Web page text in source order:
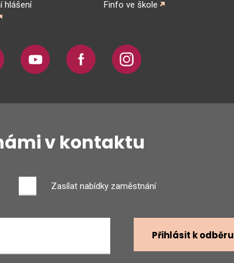
hlášení
Finfo ve škole
Youtube Facebook Instagram
v kontaktu
Zasílat nabídky zaměstnání
Přihlásit k odběru